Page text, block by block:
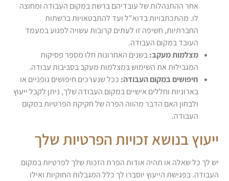
אחר ההתנהלות של עובדיהם ברשת במקום העבודה ומחוצה
לו. מהתכתבויות בדוא"ל ועד להתבטאויות ברשתות
החברתיות, חשיפה זו לעתים קרובות עשויה לפגוע במעמד
העובד במקום העבודה.
מצלמות מעקב:בשנים האחרונות חלו מספר פסיקות
המגבילות את השימוש במצלמות מעקב בסביבות עבודה.
חיפושים במקום העבודה: ככל שנערכים חיפושים גופניים או
בארוניות וחללים אישיים במקום העבודה שלך, ניתן לקבל ייעוץ
ולבחון האם הדבר מהווה הפרה של חקיקת הפרטיות במקום
העבודה.
ייעוץ בנושא זכויות הפרטיות שלך
יש לך כל שאלה או תהיה אודות הפרת הזכות שלך לפרטיות במקום
העבודה. בפגישת הייעוץ יוסברו לך כלל המגבלות החוקיות ואילו